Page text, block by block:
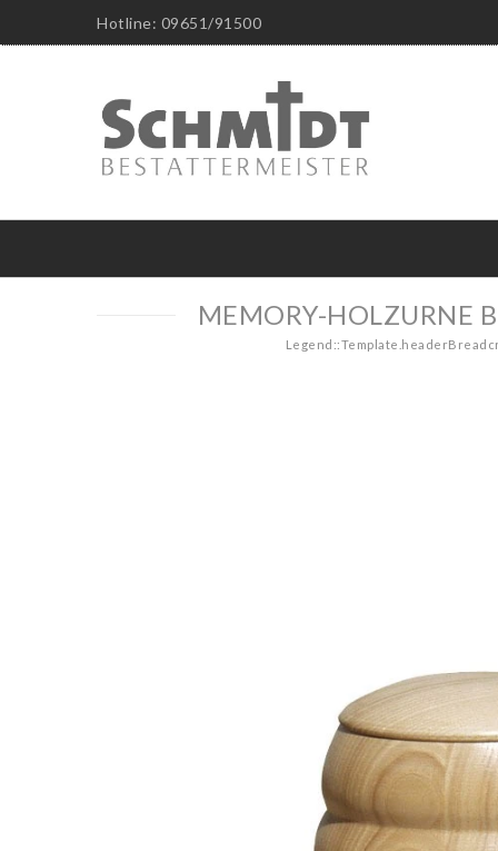
Hotline: 09651/91500
MEMORY-HOLZURNE